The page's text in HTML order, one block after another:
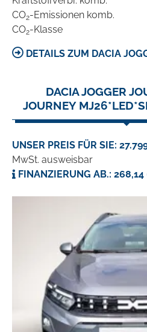
CO2-Emissionen komb.
CO2-Klasse
DETAILS ZUM DACIA
DACIA JOGGER
JOURNEY
UNSER PREIS FÜR SIE:
MwSt. ausweisbar
FINANZIERUNG AB.: